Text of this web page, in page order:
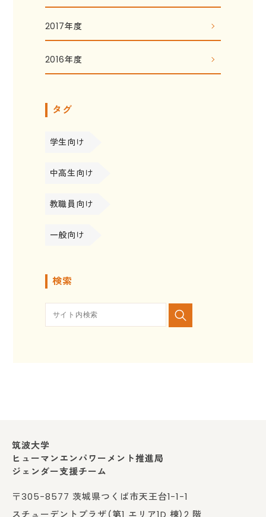
2017年度
2016年度
タグ
学生向け
中高生向け
教職員向け
一般向け
検索
筑波大学
ヒューマンエンパワーメント推進局
ジェンダー支援チーム
〒305-8577 茨城県つくば市天王台1-1-1
スチューデントプラザ（第1 エリア1D 棟）2 階